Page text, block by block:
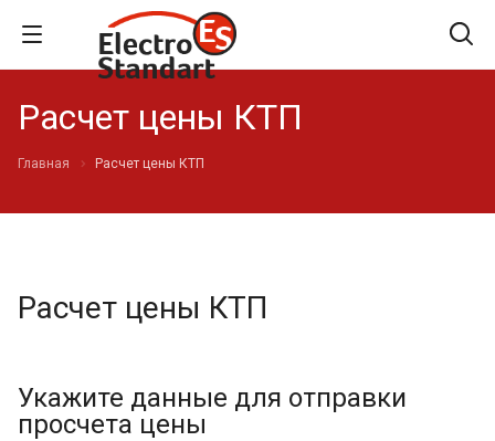
Расчет цены КТП
Главная Расчет цены КТП
Расчет цены КТП
Укажите данные для отправки
просчета цены